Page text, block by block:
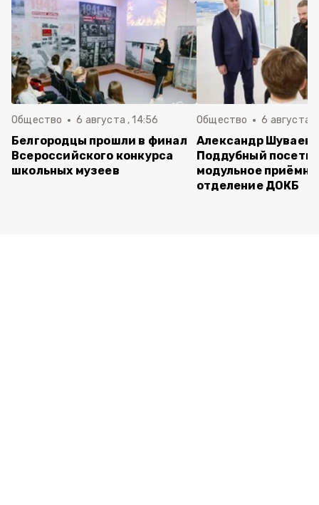
Общество 6 августа , 14:56
Белгородцы прошли в финал
Всероссийского конкурса
школьных музеев
Общество 6 августа ,
Александр Шуваев
Поддубный
модульное
отделение ДОКБ